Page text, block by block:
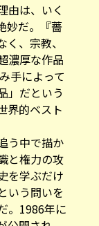
由は、いく
妙だ。『薔
、宗教、
濃厚な作品
手によって
」だという
界的ベスト
う中で描か
と権力の攻
を学ぶだけ
いう問いを
。1986年に